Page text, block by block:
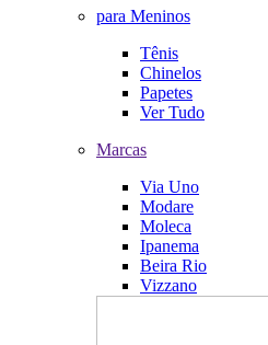
para Meninos
Tênis
Chinelos
Papetes
Ver Tudo
Marcas
Via Uno
Modare
Moleca
Ipanema
Beira Rio
Vizzano